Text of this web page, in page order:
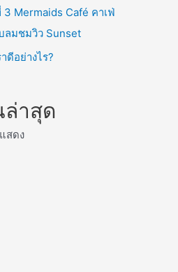
Mermaids Café คาเฟ่
ลมชมวิว Sunset
ดีอย่างไร?
ล่าสุด
สดง